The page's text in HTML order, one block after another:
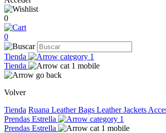
0
0
Tienda
Tienda
Volver
Tienda Ruana Leather Bags Leather Jackets
Prendas Estrella
Prendas Estrella